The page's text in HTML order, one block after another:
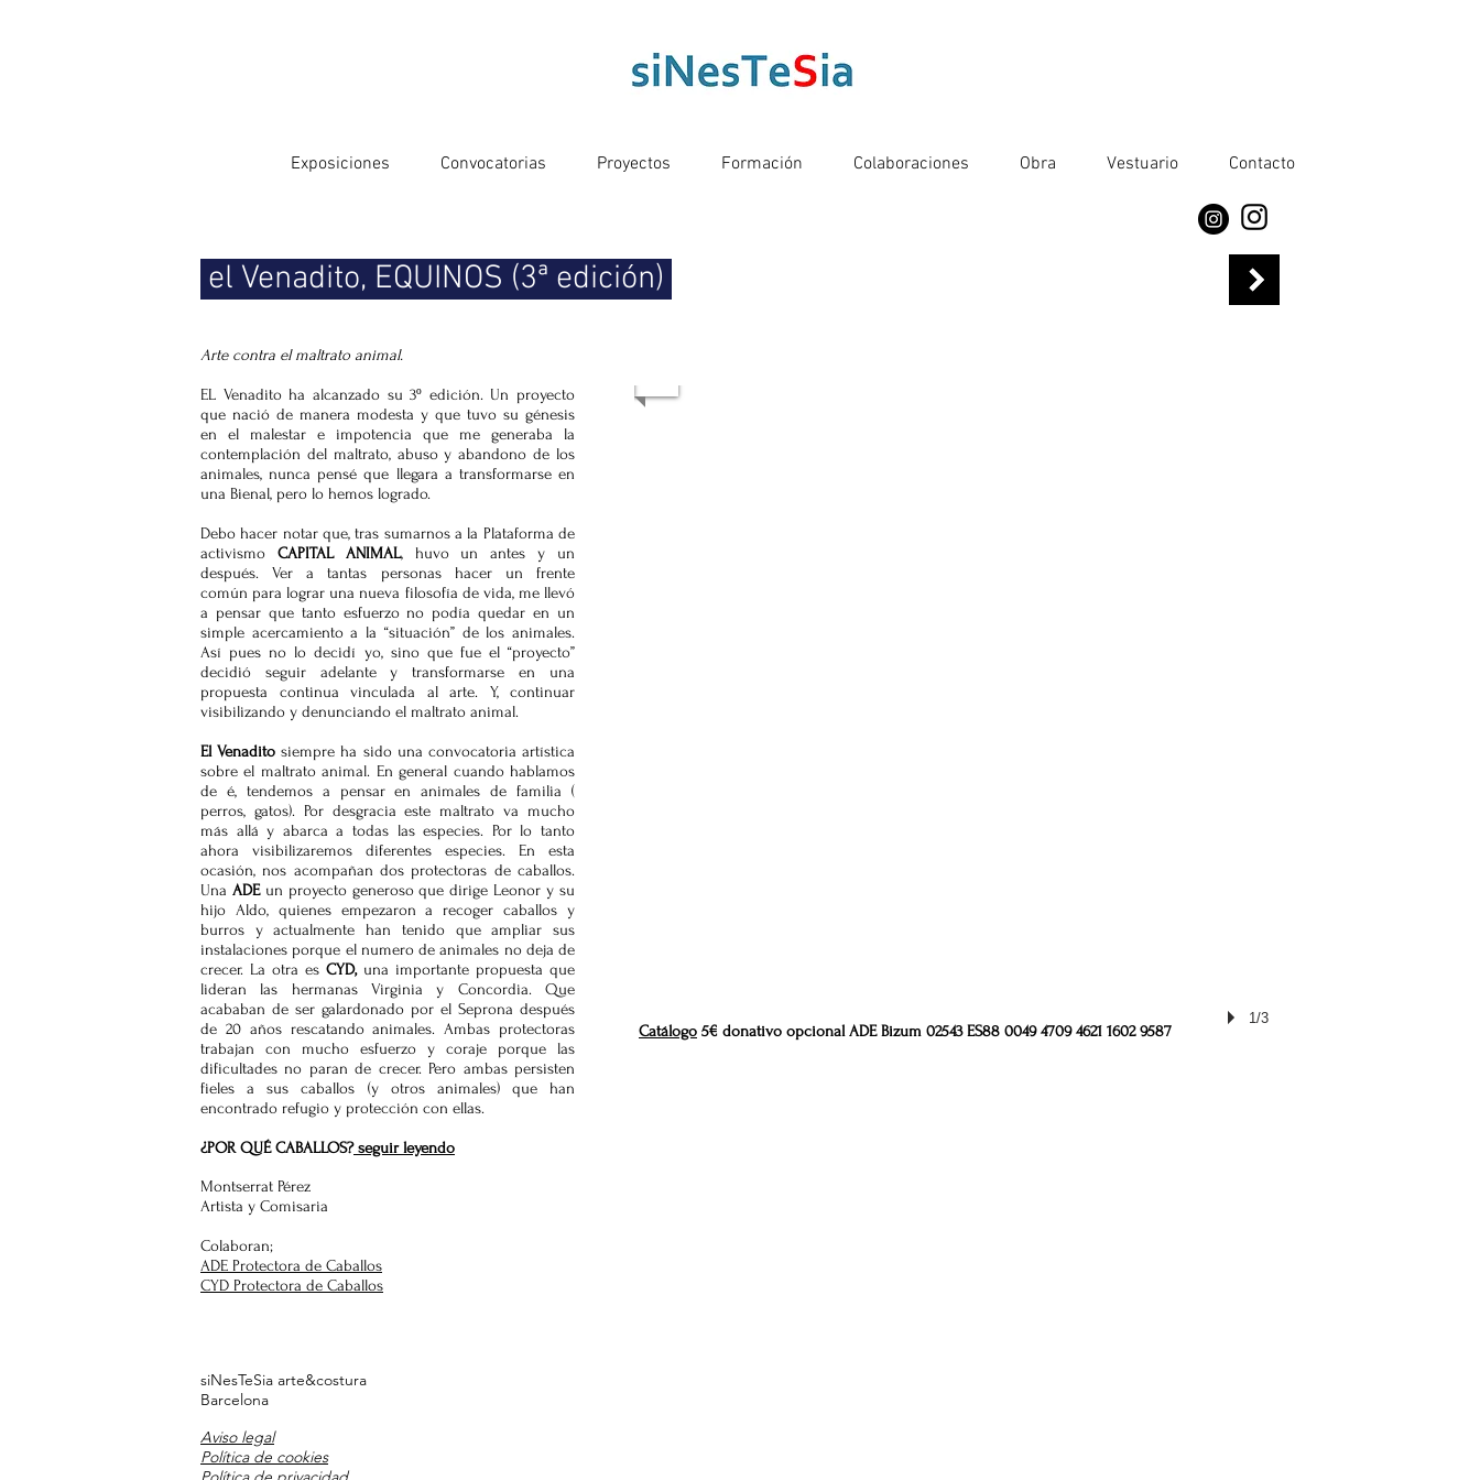
Exposiciones Convocatorias Proyectos Formación Colaboraciones Obra Vestuario Contacto
el Venadito, EQUINOS (3ª edición)
Arte contra el maltrato animal.
EL Venadito ha alcanzado su 3º edición. Un proyecto
que nació de manera modesta y que tuvo su génesis
en el malestar e impotencia que me generaba la
contemplación del maltrato, abuso y abandono de los
animales, nunca pensé que llegara a transformarse en
una Bienal, pero lo hemos logrado.
Debo hacer notar que, tras sumarnos a la Plataforma de
activismo CAPITAL ANIMAL, huvo un antes y un
después. Ver a tantas personas hacer un frente
común para lograr una nueva filosofía de vida, me llevó
a pensar que tanto esfuerzo no podía quedar en un
simple acercamiento a la “situación” de los animales.
Así pues no lo decidí yo, sino que fue el “proyecto”
decidió seguir adelante y transformarse en una
propuesta continua vinculada al arte. Y, continuar
visibilizando y denunciando el maltrato animal.
El Venadito siempre ha sido una convocatoria artística
sobre el maltrato animal. En general cuando hablamos
de é, tendemos a pensar en animales de familia (
perros, gatos). Por desgracia este maltrato va mucho
más allá y abarca a todas las especies. Por lo tanto
ahora visibilizaremos diferentes especies. En esta
ocasión, nos acompañan dos protectoras de caballos.
Una ADE un proyecto generoso que dirige Leonor y su
hijo Aldo, quienes empezaron a recoger caballos y
burros y actualmente han tenido que ampliar sus
instalaciones porque el numero de animales no deja de
crecer. La otra es CYD, una importante propuesta que
lideran las hermanas Virginia y Concordia. Que
acababan de ser galardonado por el Seprona después
de 20 años rescatando animales. Ambas protectoras
trabajan con mucho esfuerzo y coraje porque las
dificultades no paran de crecer. Pero ambas persisten
fieles a sus caballos (y otros animales) que han
encontrado refugio y protección con ellas.
¿POR QUÉ CABALLOS?seguir leyendo
Montserrat Pérez
Artista y Comisaria
Colaboran;
ADE Protectora de Caballos
CYD Protectora de Caballos
1/3
Catálogo 5€ donativo opcional ADE Bizum 02543 ES88 0049 4709 4621 1602 9587
siNesTeSia arte&costura
Barcelona
Aviso legal
Política de cookies